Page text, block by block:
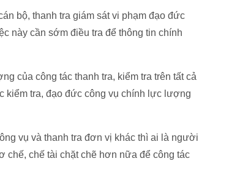
bộ, thanh tra giám sát vi phạm đạo đức
này cần sớm điều tra để thông tin chính
của công tác thanh tra, kiểm tra trên tất cả
kiểm tra, đạo đức công vụ chính lực lượng
vụ và thanh tra đơn vị khác thì ai là người
chế, chế tài chặt chẽ hơn nữa để công tác